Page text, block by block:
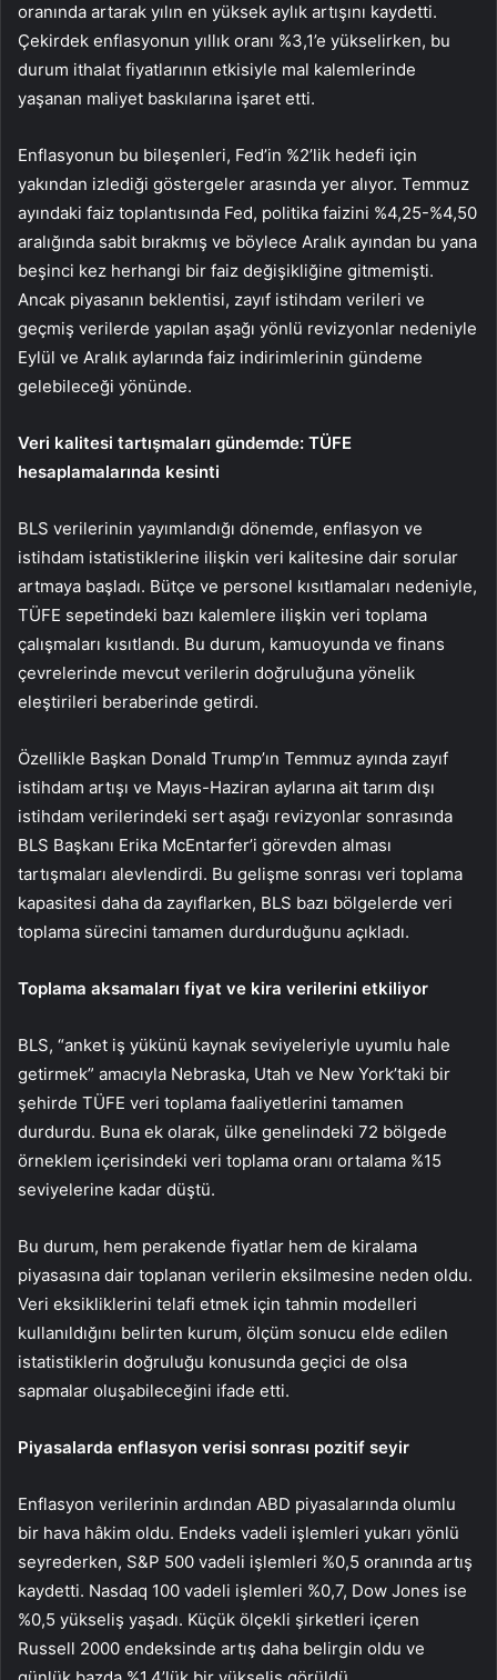
oranında artarak yılın en yüksek aylık artışını kaydetti.
Çekirdek enflasyonun yıllık oranı %3,1’e yükselirken, bu
durum ithalat fiyatlarının etkisiyle mal kalemlerinde
yaşanan maliyet baskılarına işaret etti.
Enflasyonun bu bileşenleri, Fed’in %2’lik hedefi için
yakından izlediği göstergeler arasında yer alıyor. Temmuz
ayındaki faiz toplantısında Fed, politika faizini %4,25-%4,50
aralığında sabit bırakmış ve böylece Aralık ayından bu yana
beşinci kez herhangi bir faiz değişikliğine gitmemişti.
Ancak piyasanın beklentisi, zayıf istihdam verileri ve
geçmiş verilerde yapılan aşağı yönlü revizyonlar nedeniyle
Eylül ve Aralık aylarında faiz indirimlerinin gündeme
gelebileceği yönünde.
Veri kalitesi tartışmaları gündemde: TÜFE
hesaplamalarında kesinti
BLS verilerinin yayımlandığı dönemde, enflasyon ve
istihdam istatistiklerine ilişkin veri kalitesine dair sorular
artmaya başladı. Bütçe ve personel kısıtlamaları nedeniyle,
TÜFE sepetindeki bazı kalemlere ilişkin veri toplama
çalışmaları kısıtlandı. Bu durum, kamuoyunda ve finans
çevrelerinde mevcut verilerin doğruluğuna yönelik
eleştirileri beraberinde getirdi.
Özellikle Başkan Donald Trump’ın Temmuz ayında zayıf
istihdam artışı ve Mayıs-Haziran aylarına ait tarım dışı
istihdam verilerindeki sert aşağı revizyonlar sonrasında
BLS Başkanı Erika McEntarfer’i görevden alması
tartışmaları alevlendirdi. Bu gelişme sonrası veri toplama
kapasitesi daha da zayıflarken, BLS bazı bölgelerde veri
toplama sürecini tamamen durdurduğunu açıkladı.
Toplama aksamaları fiyat ve kira verilerini etkiliyor
BLS, “anket iş yükünü kaynak seviyeleriyle uyumlu hale
getirmek” amacıyla Nebraska, Utah ve New York’taki bir
şehirde TÜFE veri toplama faaliyetlerini tamamen
durdurdu. Buna ek olarak, ülke genelindeki 72 bölgede
örneklem içerisindeki veri toplama oranı ortalama %15
seviyelerine kadar düştü.
Bu durum, hem perakende fiyatlar hem de kiralama
piyasasına dair toplanan verilerin eksilmesine neden oldu.
Veri eksikliklerini telafi etmek için tahmin modelleri
kullanıldığını belirten kurum, ölçüm sonucu elde edilen
istatistiklerin doğruluğu konusunda geçici de olsa
sapmalar oluşabileceğini ifade etti.
Piyasalarda enflasyon verisi sonrası pozitif seyir
Enflasyon verilerinin ardından ABD piyasalarında olumlu
bir hava hâkim oldu. Endeks vadeli işlemleri yukarı yönlü
seyrederken, S&P 500 vadeli işlemleri %0,5 oranında artış
kaydetti. Nasdaq 100 vadeli işlemleri %0,7, Dow Jones ise
%0,5 yükseliş yaşadı. Küçük ölçekli şirketleri içeren
Russell 2000 endeksinde artış daha belirgin oldu ve